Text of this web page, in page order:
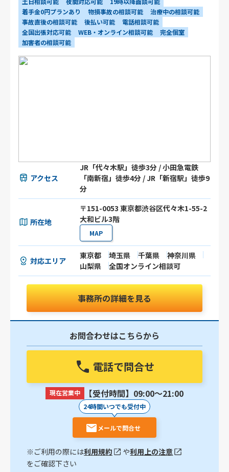
着手金0円プランあり
物損事故の相談可能
治療中の相談可能
事故直後の相談可能
後払い可能
電話相談可能
全国出張対応可能
WEB・オンライン相談可能
完全個室
加害者の相談可能
アクセス
JR「代々木駅」徒歩3分 / 小田急電鉄
「南新宿」徒歩4分 / JR「新宿駅」徒歩9
分
所在地
〒151-0053 東京都渋谷区代々木1-55-2
大和ビル3階
MAP
対応エリア
東京都 埼玉県 千葉県
神奈川県
山梨県
全国オンライン相談可
事務所の詳細を見る
お問合わせはこちらから
電話で問合せ
現在営業中 【受付時間】09:00〜21:00
24時間いつでも受付中
メールで問合せ
※ご利用の際には利用規約 や利用上の注意
をご確認下さい